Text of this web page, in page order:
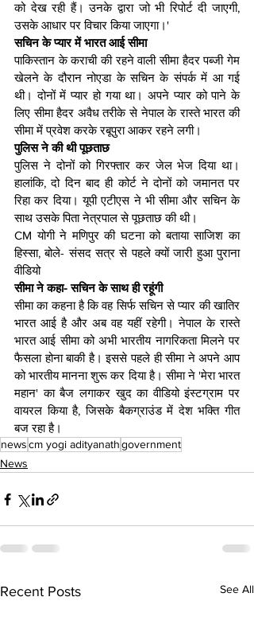
को देख रही हैं। उनके द्वारा जो भी रिपोर्ट दी जाएगी,
उसके आधार पर विचार किया जाएगा।'
सच‍िन के प्‍यार में भारत आई सीमा
पाकिस्तान के कराची की रहने वाली सीमा हैदर पब्जी गेम
खेलने के दौरान नोएडा के सचिन के संपर्क में आ गई
थी। दोनों में प्यार हो गया था। अपने प्यार को पाने के
लिए सीमा हैदर अवैध तरीके से नेपाल के रास्ते भारत की
सीमा में प्रवेश करके रबूपुरा आकर रहने लगी।
पुल‍िस ने की थी पूछताछ
पुलिस ने दोनों को गिरफ्तार कर जेल भेज द‍िया था।
हालांक‍ि, दो दिन बाद ही कोर्ट ने दोनों को जमानत पर
रिहा कर दिया। यूपी एटीएस ने भी सीमा और सचिन के
साथ उसके पिता नेत्रपाल से पूछताछ की थी।
CM योगी ने मणि‍पुर की घटना को बताया साज‍िश का
ह‍िस्‍सा, बोले- संसद सत्र से पहले क्यों जारी हुआ पुराना
वीडियो
सीमा ने कहा- सच‍िन के साथ ही रहूंगी
सीमा का कहना है क‍ि वह स‍िर्फ सच‍िन से प्‍यार की खाति‍र
भारत आई है और अब वह यहीं रहेगी। नेपाल के रास्ते
भारत आई सीमा को अभी भारतीय नागरिकता मिलने पर
फैसला होना बाकी है। इससे पहले ही सीमा ने अपने आप
को भारतीय मानना शुरू कर दिया है। सीमा ने 'मेरा भारत
महान' का बैज लगाकर खुद का वीडियो इंस्टग्राम पर
वायरल किया है, जिसके बैकग्राउंड में देश भक्ति गीत
बज रहा है।
newscm yogi adityanathgovernment
News
Recent Posts See All